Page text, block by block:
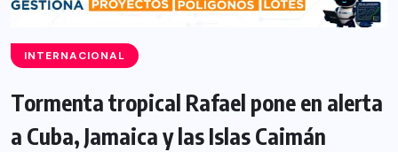
INTERNACIONAL
Tormenta tropical Rafael pone en alerta
a Cuba, Jamaica y las Islas Caimán